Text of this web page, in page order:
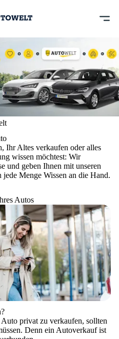
Ihr Altes verkaufen oder alles
wissen möchtest: Wir
und geben Ihnen mit unseren
Menge Wissen an die Hand.
Autos
privat zu verkaufen, sollten
Denn ein Autoverkauf ist